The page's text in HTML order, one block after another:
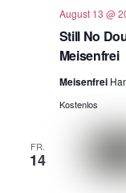
Still No
Meisenfrei
August 13 @
Meisenfrei
Kostenlos
FR.
14